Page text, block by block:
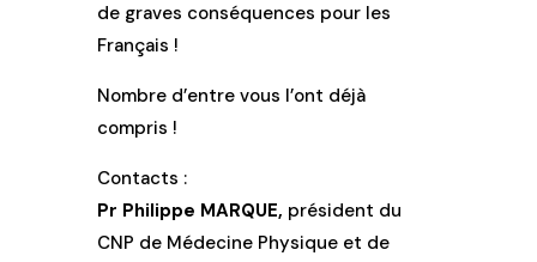
de graves conséquences pour les
Français !
Nombre d’entre vous l’ont déjà
compris !
Contacts :
Pr Philippe MARQUE, président du
CNP de Médecine Physique et de